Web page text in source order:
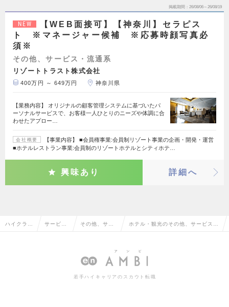
掲載期間 26/08/06～26/08/19
NEW
【WEB面接可】【神奈川】セラピス
ト ※マネージャー候補 ※応募時顔写真必
須※
その他、サービス・流通系
リゾートトラスト株式会社
400万円 ～ 649万円 神奈川県
【業務内容】 オリジナルの顧客管理システムに基づいたパ
ーソナルサービスで、お客様一人ひとりのニーズや体調に合
わせたアプロー…
会社概要
【事業内容】 ■会員権事業:会員制リゾート事業の企画・開発・運営
■ホテルレストラン事業:会員制のリゾートホテルとシティホテ…
興味あり 詳細へ
ハイクラス サービ その他、サー ホテル・観光のその他、サービス・
若手ハイキャリアのスカウト転職